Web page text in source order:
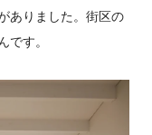
ありました。街区の
です。